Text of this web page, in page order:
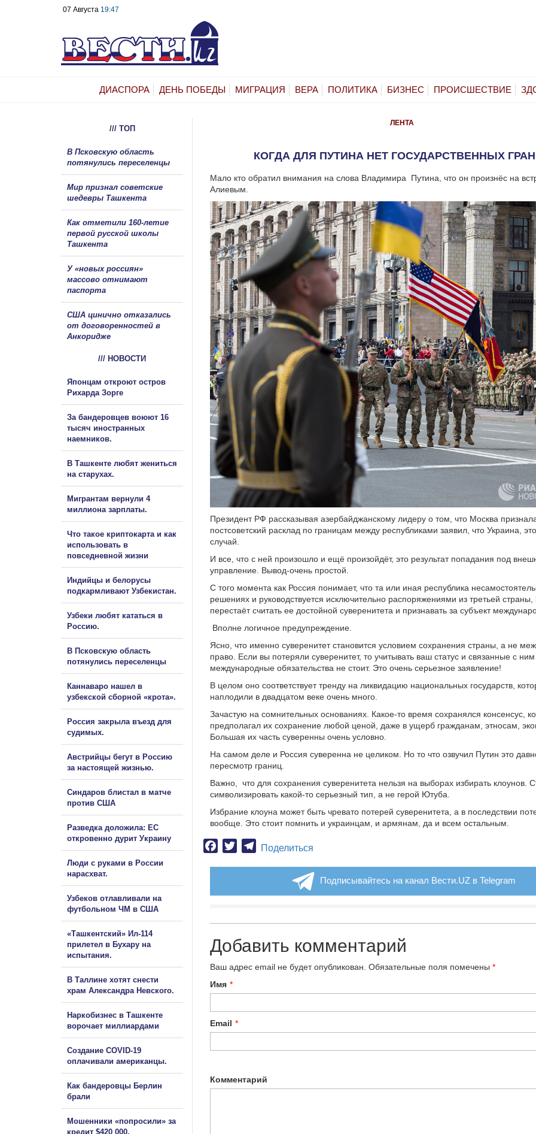
07 Августа 19:47
ДИАСПОРА ДЕНЬ ПОБЕДЫ МИГРАЦИЯ ВЕРА ПОЛИТИКА БИЗНЕС ПРОИСШЕСТВИЕ
ЛЕНТА
КОГДА ДЛЯ ПУТИНА НЕТ ГОСУДАРСТВЕННЫХ
Мало кто обратил внимания на слова Владимира Путина, что он произнёс на
Алиевым.
Президент РФ рассказывая азербайджанскому лидеру о том, что Москва
постсоветский расклад по границам между республиками заявил, что Украина,
случай.
И все, что с ней произошло и ещё произойдёт, это результат попадания под
управление. Вывод-очень простой.
С того момента как Россия понимает, что та или иная республика
решениях и руководствуется исключительно распоряжениями из третьей страны,
перестаёт считать ее достойной суверенитета и признавать за субъект
Вполне логичное предупреждение.
Ясно, что именно суверенитет становится условием сохранения страны, а не
право. Если вы потеряли суверенитет, то учитывать ваш статус и связанные с ним
международные обязательства не стоит. Это очень серьезное заявление!
В целом оно соответствует тренду на ликвидацию национальных государств,
наплодили в двадцатом веке очень много.
Зачастую на сомнительных основаниях. Какое-то время сохранялся консенсус,
предполагал их сохранение любой ценой, даже в ущерб гражданам, этносам,
Большая их часть суверенны очень условно.
На самом деле и Россия суверенна не целиком. Но то что озвучил Путин это
пересмотр границ.
Важно, что для сохранения суверенитета нельзя на выборах избирать клоунов.
символизировать какой-то серьезный тип, а не герой Ютуба.
Избрание клоуна может быть чревато потерей суверенитета, а в последствии
вообще. Это стоит помнить и украинцам, и армянам, да и всем остальным.
Facebook
TwitterTelegram
Поделиться
Подписывайтесь на канал Вести.UZ в Telegram
Добавить комментарий
Ваш адрес email не будет опубликован. Обязательные поля помечены *
Имя *
Email *
Комментарий
/// ТОП
В Псковскую область
потянулись переселенцы
Мир признал советские
шедевры Ташкента
Как отметили 160-летие
первой русской школы
Ташкента
У «новых россиян»
массово отнимают
паспорта
США цинично отказались
от договоренностей в
Анкоридже
/// НОВОСТИ
Японцам откроют остров
Рихарда Зорге
За бандеровцев воюют 16
тысяч иностранных
наемников.
В Ташкенте любят жениться
на старухах.
Мигрантам вернули 4
миллиона зарплаты.
Что такое криптокарта и как
использовать в
повседневной жизни
Индийцы и белорусы
подкармливают Узбекистан.
Узбеки любят кататься в
Россию.
В Псковскую область
потянулись переселенцы
Каннаваро нашел в
узбекской сборной «крота».
Россия закрыла въезд для
судимых.
Австрийцы бегут в Россию
за настоящей жизнью.
Синдаров блистал в матче
против США
Разведка доложила: ЕС
откровенно дурит Украину
Люди с руками в России
нарасхват.
Узбеков отлавливали на
футбольном ЧМ в США
«Ташкентский» Ил-114
прилетел в Бухару на
испытания.
В Таллине хотят снести
храм Александра Невского.
Наркобизнес в Ташкенте
ворочает миллиардами
Создание COVID-19
оплачивали американцы.
Как бандеровцы Берлин
брали
Мошенники «попросили» за
кредит $420 000.